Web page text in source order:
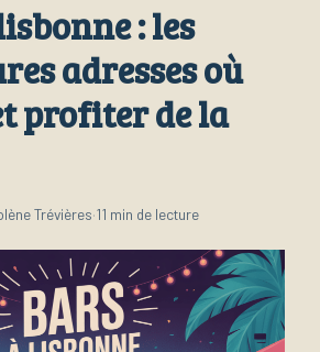
: les
adresses où
profiter de la
Trévières·11 min de lecture